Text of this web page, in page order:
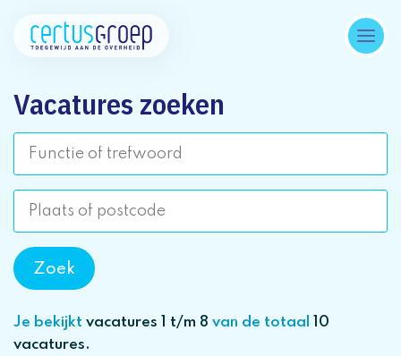
Vacatures zoeken
Je bekijkt vacatures 1 t/m 8 van de totaal
10
vacatures.